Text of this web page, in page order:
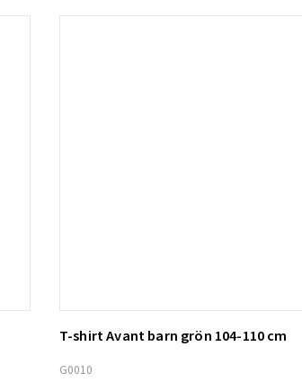
Lägg till i varukorg
T-shirt Avant barn grön 104-110 cm
G0010